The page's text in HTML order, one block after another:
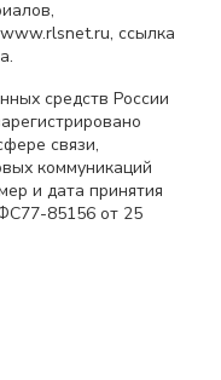
ссылка
средств России
связи,
коммуникаций
и дата принятия
85156 от 25